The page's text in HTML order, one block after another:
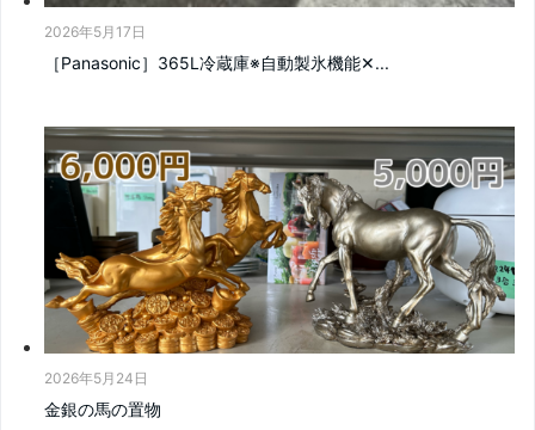
2026年5月17日
［Panasonic］365L冷蔵庫※自動製氷機能‪✕...
2026年5月24日
金銀の馬の置物